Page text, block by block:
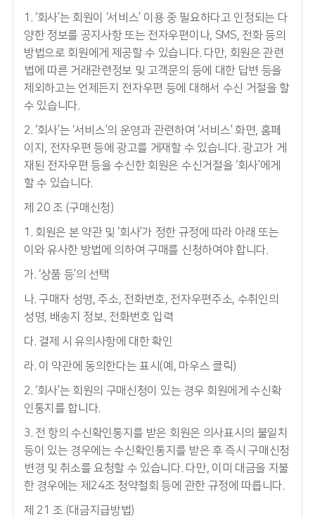
1. ‘회사’는 회원이 ‘서비스’ 이용 중 필요하다고 인정되는 다
양한 정보를 공지사항 또는 전자우편이나, SMS, 전화 등의
방법으로 회원에게 제공할 수 있습니다. 다만, 회원은 관련
법에 따른 거래관련정보 및 고객문의 등에 대한 답변 등을
제외하고는 언제든지 전자우편 등에 대해서 수신 거절을 할
수 있습니다.
2. ‘회사’는 ‘서비스’의 운영과 관련하여 ‘서비스’ 화면, 홈페
이지, 전자우편 등에 광고를 게재할 수 있습니다. 광고가 게
재된 전자우편 등을 수신한 회원은 수신거절을 ‘회사’에게
할 수 있습니다.
제 20 조 (구매신청)
1. 회원은 본 약관 및 ‘회사’가 정한 규정에 따라 아래 또는
이와 유사한 방법에 의하여 구매를 신청하여야 합니다.
가. ‘상품 등’의 선택
나. 구매자 성명, 주소, 전화번호, 전자우편주소, 수취인의
성명, 배송지 정보, 전화번호 입력
다. 결제 시 유의사항에 대한 확인
라. 이 약관에 동의한다는 표시(예, 마우스 클릭)
2. ‘회사’는 회원의 구매신청이 있는 경우 회원에게 수신확
인통지를 합니다.
3. 전 항의 수신확인통지를 받은 회원은 의사표시의 불일치
등이 있는 경우에는 수신확인통지를 받은 후 즉시 구매신청
변경 및 취소를 요청할 수 있습니다. 다만, 이미 대금을 지불
한 경우에는 제24조 청약철회 등에 관한 규정에 따릅니다.
제 21 조 (대금지급방법)